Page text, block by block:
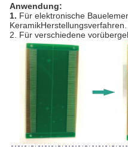
Anwendung:
1. Für elektronische
KeramikHerstellungsverfahren.
2. Für verschiedene